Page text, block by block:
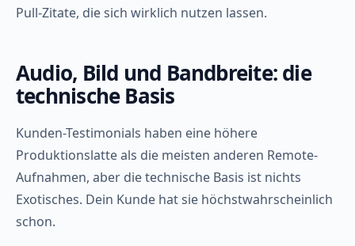
Pull-Zitate, die sich wirklich nutzen lassen.
Audio, Bild und Bandbreite: die
technische Basis
Kunden-Testimonials haben eine höhere
Produktionslatte als die meisten anderen Remote-
Aufnahmen, aber die technische Basis ist nichts
Exotisches. Dein Kunde hat sie höchstwahrscheinlich
schon.